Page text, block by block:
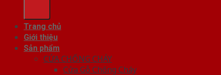
Trang chủ
Giới thiệu
Sản phẩm
CỬA CHỐNG CHÁY
Cửa Gỗ Chống Cháy